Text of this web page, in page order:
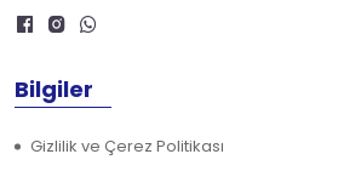
Bilgiler
Gizlilik ve Çerez Politikası